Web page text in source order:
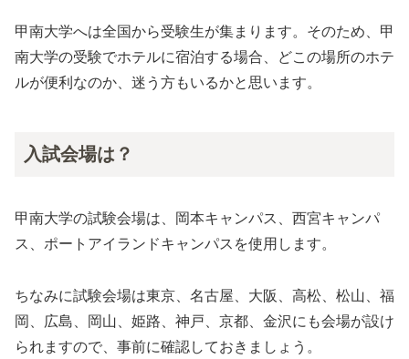
甲南大学へは全国から受験生が集まります。そのため、甲
南大学の受験でホテルに宿泊する場合、どこの場所のホテ
ルが便利なのか、迷う方もいるかと思います。
入試会場は？
甲南大学の試験会場は、岡本キャンパス、西宮キャンパ
ス、ポートアイランドキャンパスを使用します。
ちなみに試験会場は東京、名古屋、大阪、高松、松山、福
岡、広島、岡山、姫路、神戸、京都、金沢にも会場が設け
られますので、事前に確認しておきましょう。